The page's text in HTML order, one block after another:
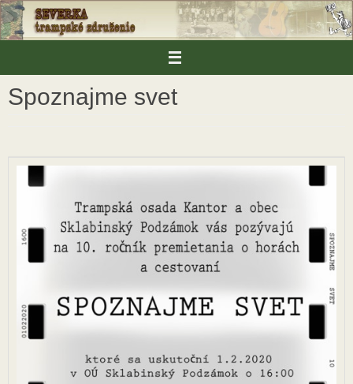
Skip
to
content
Spoznajme svet